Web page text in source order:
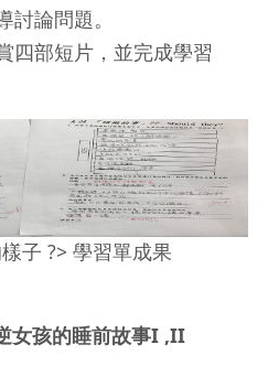
論問題。
部短片，並完成學習
子 ?> 學習單成果
女孩的睡前故事I ,II